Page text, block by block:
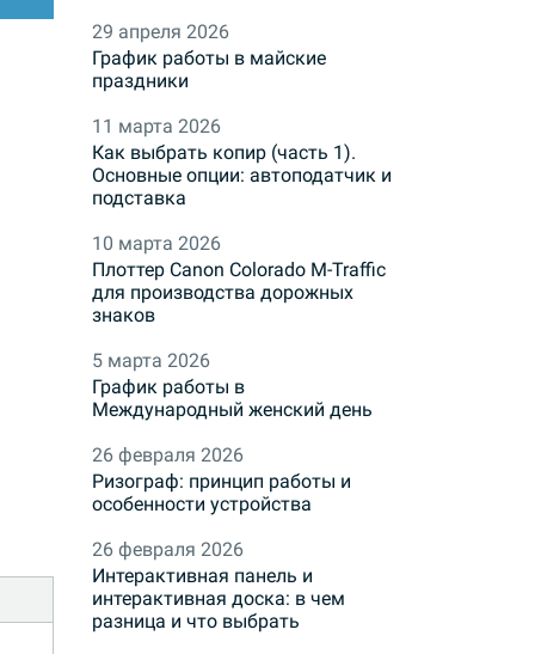
29 апреля 2026
График работы в майские
праздники
11 марта 2026
Как выбрать копир (часть 1).
Основные опции: автоподатчик и
подставка
10 марта 2026
Плоттер Canon Colorado M-Traffic
для производства дорожных
знаков
5 марта 2026
График работы в
Международный женский день
26 февраля 2026
Ризограф: принцип работы и
особенности устройства
26 февраля 2026
Интерактивная панель и
интерактивная доска: в чем
разница и что выбрать